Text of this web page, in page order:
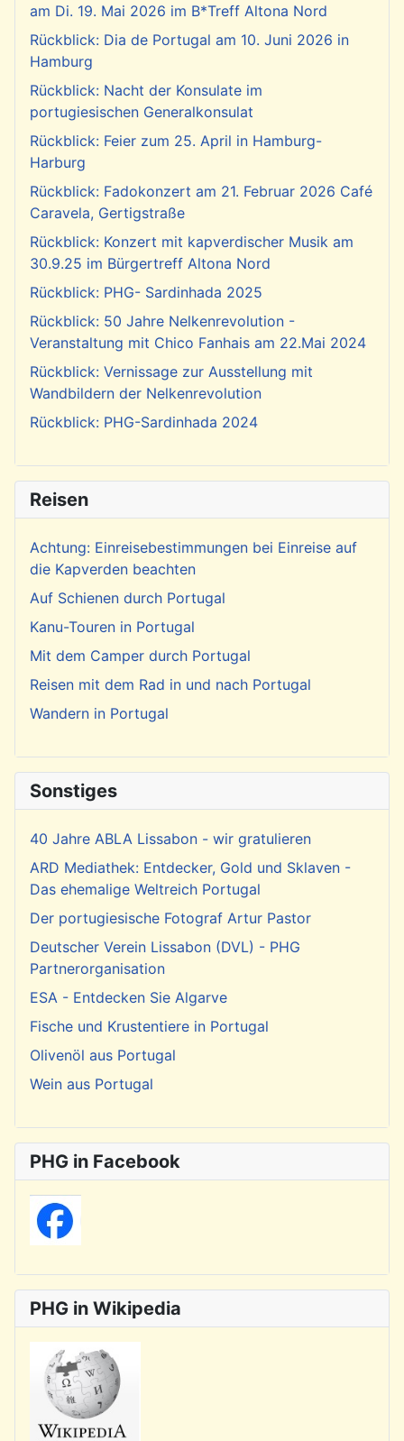
am Di. 19. Mai 2026 im B*Treff Altona Nord
Rückblick: Dia de Portugal am 10. Juni 2026 in
Hamburg
Rückblick: Nacht der Konsulate im
portugiesischen Generalkonsulat
Rückblick: Feier zum 25. April in Hamburg-
Harburg
Rückblick: Fadokonzert am 21. Februar 2026 Café
Caravela, Gertigstraße
Rückblick: Konzert mit kapverdischer Musik am
30.9.25 im Bürgertreff Altona Nord
Rückblick: PHG- Sardinhada 2025
Rückblick: 50 Jahre Nelkenrevolution -
Veranstaltung mit Chico Fanhais am 22.Mai 2024
Rückblick: Vernissage zur Ausstellung mit
Wandbildern der Nelkenrevolution
Rückblick: PHG-Sardinhada 2024
Reisen
Achtung: Einreisebestimmungen bei Einreise auf
die Kapverden beachten
Auf Schienen durch Portugal
Kanu-Touren in Portugal
Mit dem Camper durch Portugal
Reisen mit dem Rad in und nach Portugal
Wandern in Portugal
Sonstiges
40 Jahre ABLA Lissabon - wir gratulieren
ARD Mediathek: Entdecker, Gold und Sklaven -
Das ehemalige Weltreich Portugal
Der portugiesische Fotograf Artur Pastor
Deutscher Verein Lissabon (DVL) - PHG
Partnerorganisation
ESA - Entdecken Sie Algarve
Fische und Krustentiere in Portugal
Olivenöl aus Portugal
Wein aus Portugal
PHG in Facebook
PHG in Wikipedia